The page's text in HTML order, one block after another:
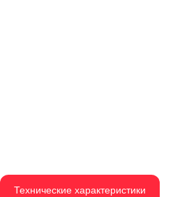
Технические характеристики